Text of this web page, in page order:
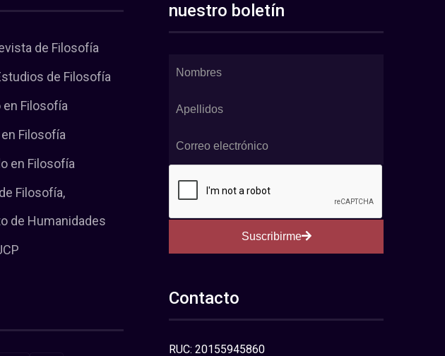
de Filosofía
de Filosofía
en Filosofía
Filosofía
en Filosofía
Filosofía,
de Humanidades
nuestro boletín
Suscribirme
Contacto
RUC: 20155945860